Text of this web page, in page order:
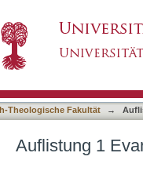
Theologische Fakultät →
Auflistung 1